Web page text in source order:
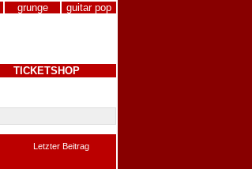
grunge guitar pop
TICKETSHOP
Letzter Beitrag